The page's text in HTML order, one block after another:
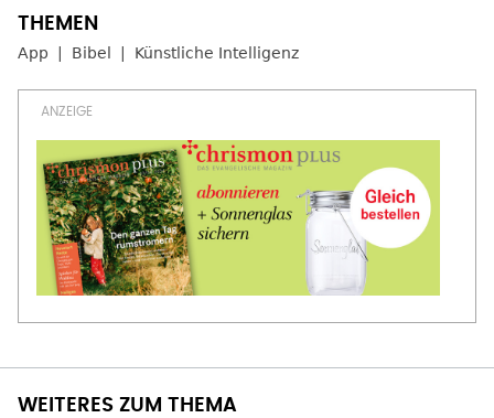
App Bibel Künstliche Intelligenz
WEITERES ZUM THEMA